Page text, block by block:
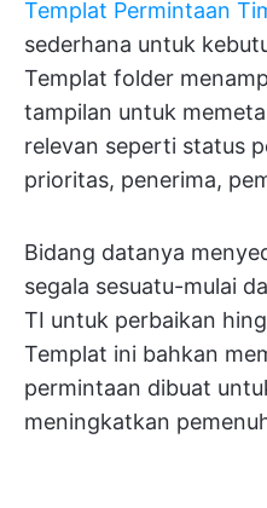
Templat Permintaan
sederhana untuk
Templat folder
tampilan untuk
relevan seperti status
prioritas, penerima,
Bidang datanya
segala sesuatu-mulai
TI untuk perbaikan
Templat ini bahkan
permintaan dibuat
meningkatkan